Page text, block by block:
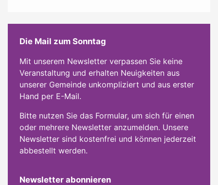
Die Mail zum Sonntag
Mit unserem Newsletter verpassen Sie keine
Veranstaltung und erhalten Neuigkeiten aus
unserer Gemeinde unkompliziert und aus erster
Hand per E-Mail.
Bitte nutzen Sie das Formular, um sich für einen
oder mehrere Newsletter anzumelden. Unsere
Newsletter sind kostenfrei und können jederzeit
abbestellt werden.
Newsletter abonnieren